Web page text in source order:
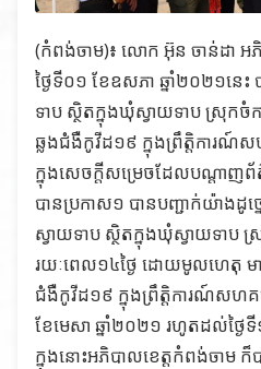
(កំពង់ចាម)៖ លោក អ៊ុន ចាន់ដា អ
ថ្ងៃទី០១ ខែឧសភា ឆ្នាំ២០២១នេ
ទាប ស្ថិតក្នុងឃុំស្វាយទាប ស្រុកចំ
ឆ្លងជំងឺកូវីដ១៩ ក្នុងព្រឹត្តិការណ៍
ក្នុងសេចក្ដីសម្រេចដែលបណ្ដាញ
បានប្រកាស១ បានបញ្ជាក់យ៉ាងដូច្ន
ស្វាយទាប ស្ថិតក្នុងឃុំស្វាយទាប
រយៈពេល១៤ថ្ងៃ ដោយមូលហេតុ មា
ជំងឺកូវីដ១៩ ក្នុងព្រឹត្ដិការណ៍សហគ
ខែមេសា ឆ្នាំ២០២១ រហូតដល់ថ្ង
ក្នុងនោះអភិបាលខេត្តកំពង់ចាម